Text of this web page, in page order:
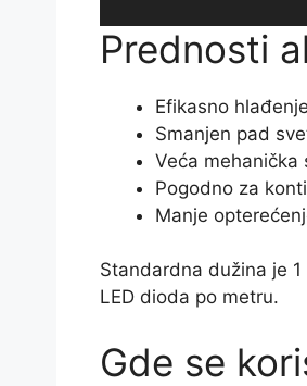
Prednosti
Efikasno
Smanjen pad
Veća
Pogodno za
Manje
Standardna dužina je
LED dioda po metru.
Gde se